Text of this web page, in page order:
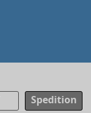
Spedition